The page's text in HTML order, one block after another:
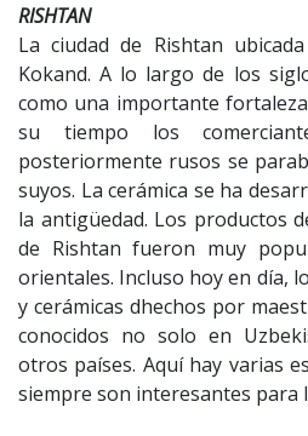
RISHTAN
La ciudad de Rishtan
Kokand. A lo largo de los
como una importante
su tiempo los
posteriormente rusos se
suyos. La cerámica se ha
la antigüedad. Los productos
de Rishtan fueron muy
orientales. Incluso hoy en día,
y cerámicas dhechos por
conocidos no solo en
otros países. Aquí hay varias
siempre son interesantes para